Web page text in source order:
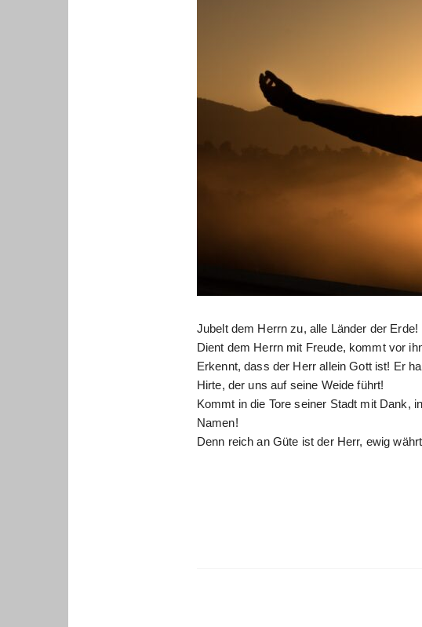
Jubelt dem Herrn zu, alle Länder der Erde!
Dient dem Herrn mit Freude, kommt vor
Erkennt, dass der Herr allein Gott ist! Er
Hirte, der uns auf seine Weide führt!
Kommt in die Tore seiner Stadt mit Dank,
Namen!
Denn reich an Güte ist der Herr, ewig